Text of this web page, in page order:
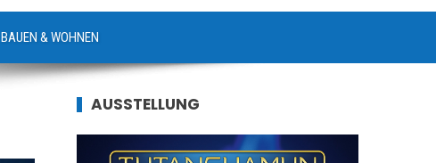
BAUEN & WOHNEN
AUSSTELLUNG